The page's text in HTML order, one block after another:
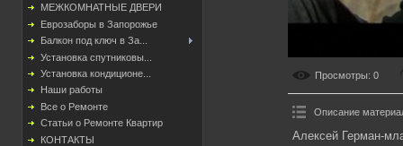
МЕЖКОМНАТНЫЕ ДВЕРИ
Еврозаборы в Запорожье
Балкон под ключ в За...
Установка спутниковы...
Установка кондиционе...
Наши работы
Все о Ремонте
Статьи о Ремонте Квартир
КОНТАКТЫ
Просмотры: 0
Описание
Алексей Герман-